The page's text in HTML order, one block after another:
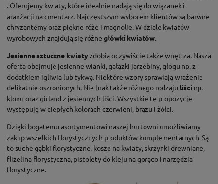
. Oferujemy kwiaty, które idealnie nadają się do wiązanek i
aranżacji na cmentarz. Najczęstszym wyborem klientów są barwne
chryzantemy oraz piękne róże i magnolie. W dziale kwiatów
wyrobowych znajdują się różne główki kwiatów.
Jesienne sztuczne kwiatyzdobią oczywiście także wnętrza. Nasza
oferta obejmuje jesienne wianki, gałązki jarzębiny, głogu np. z
dodatkiem igliwia lub tykwą. Niektóre wzory sprawiają wrażenie
delikatnie oszronionych. Nie brak także różnego rodzaju liści np.
klonu oraz girland z jesiennych liści. Wszystkie te propozycje
występuję w ciepłych kolorach czerwieni, brązu i żółci.
Dzięki bogatemu asortymentowi naszej hurtowni umożliwiamy
zakup wszelkich florystycznych produktów komplementarnych. Są
to suche gąbki florystyczne, kosze na kwiaty, skrzynki drewniane,
flizelina florystyczna, pistolety do kleju na gorąco i narzędzia
florystyczne.